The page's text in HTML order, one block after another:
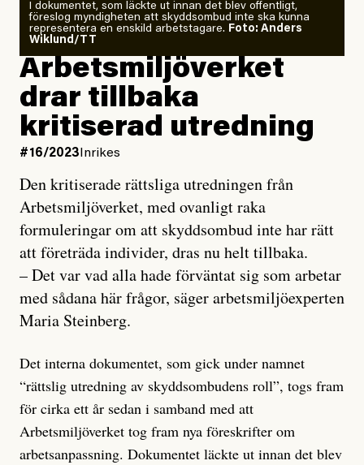
I dokumentet, som läckte ut innan det blev offentligt,
föreslog myndigheten att skyddsombud inte ska kunna
representera en enskild arbetstagare. Foto: Anders
Wiklund/TT
Arbetsmiljöverket
drar tillbaka
kritiserad utredning
#16/2023Inrikes
Den kritiserade rättsliga utredningen från
Arbetsmiljöverket, med ovanligt raka
formuleringar om att skyddsombud inte har rätt
att företräda individer, dras nu helt tillbaka.
– Det var vad alla hade förväntat sig som arbetar
med sådana här frågor, säger arbetsmiljöexperten
Maria Steinberg.
Det interna dokumentet, som gick under namnet
“rättslig utredning av skyddsombudens roll”, togs fram
för cirka ett år sedan i samband med att
Arbetsmiljöverket tog fram nya föreskrifter om
arbetsanpassning. Dokumentet läckte ut innan det blev